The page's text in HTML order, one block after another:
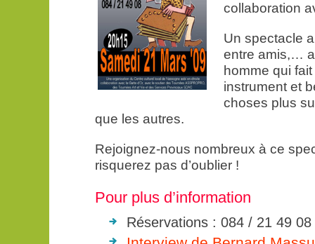
collaboration
Un spectacle
entre amis,…
homme qui
instrument et
choses plus
que les autres.
Rejoignez-nous nombreux à ce
risquerez pas d’oublier !
Pour plus d’information
Réservations : 084 / 21 49 08